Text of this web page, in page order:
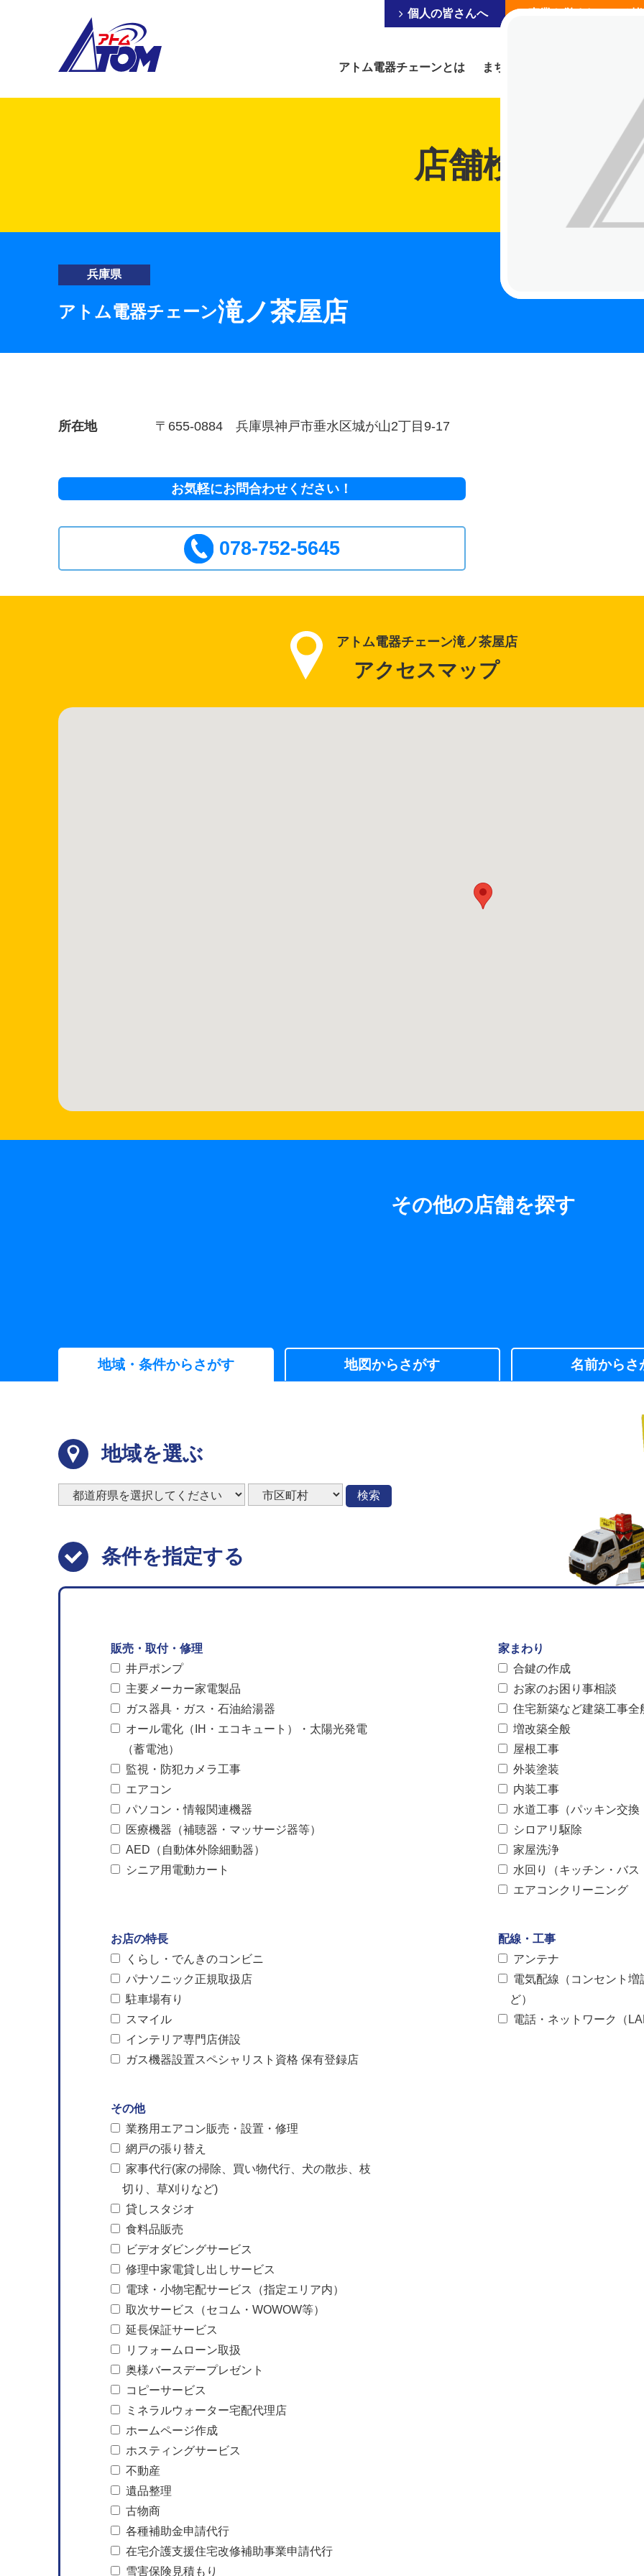
アトム電器チェーンとは まちの電器屋にできること
個人の皆さんへ
店舗検索
兵庫県
アトム電器チェーン滝ノ茶屋店
所在地 〒655-0884 兵庫県神戸市垂水区城が山2丁目9-17
お気軽にお問合わせください！
078-752-5645
アトム電器チェーン滝ノ茶屋店
アクセスマップ
その他の店舗を探す
地域・条件からさがす 地図からさがす 名前からさ
地域を選ぶ
検索
条件を指定する
販売・取付・修理
井戸ポンプ
主要メーカー家電製品
ガス器具・ガス・石油給湯器
オール電化（IH・エコキュート）・太陽光発電
（蓄電池）
監視・防犯カメラ工事
エアコン
パソコン・情報関連機器
医療機器（補聴器・マッサージ器等）
AED（自動体外除細動器）
シニア用電動カート
家まわり
合鍵の作成
お家のお困り事相談
住宅新築など建築工事全
増改築全般
屋根工事
外装塗装
内装工事
水道工事（パッキン交換
シロアリ駆除
家屋洗浄
水回り（キッチン・バ
エアコンクリーニング
お店の特長
くらし・でんきのコンビニ
パナソニック正規取扱店
駐車場有り
スマイル
インテリア専門店併設
ガス機器設置スペシャリスト資格 保有登録店
配線・工事
アンテナ
電気配線（コンセント
ど）
電話・ネットワーク（
その他
業務用エアコン販売・設置・修理
網戸の張り替え
家事代行(家の掃除、買い物代行、犬の散歩、枝
切り、草刈りなど)
貸しスタジオ
食料品販売
ビデオダビングサービス
修理中家電貸し出しサービス
電球・小物宅配サービス（指定エリア内）
取次サービス（セコム・WOWOW等）
延長保証サービス
リフォームローン取扱
奥様バースデープレゼント
コピーサービス
ミネラルウォーター宅配代理店
ホームページ作成
ホスティングサービス
不動産
遺品整理
古物商
各種補助金申請代行
在宅介護支援住宅改修補助事業申請代行
雪害保険見積もり